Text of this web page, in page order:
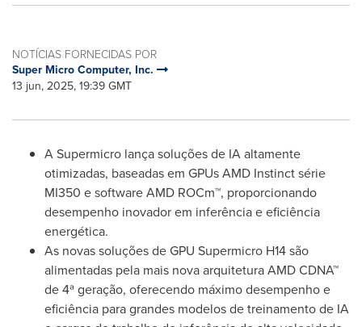
NOTÍCIAS FORNECIDAS POR
Super Micro Computer, Inc.
13 jun, 2025, 19:39 GMT
A Supermicro lança soluções de IA altamente
otimizadas, baseadas em GPUs AMD Instinct série
MI350 e software AMD ROCm™, proporcionando
desempenho inovador em inferência e eficiência
energética.
As novas soluções de GPU Supermicro H14 são
alimentadas pela mais nova arquitetura AMD CDNA™
de 4ª geração, oferecendo máximo desempenho e
eficiência para grandes modelos de treinamento de IA